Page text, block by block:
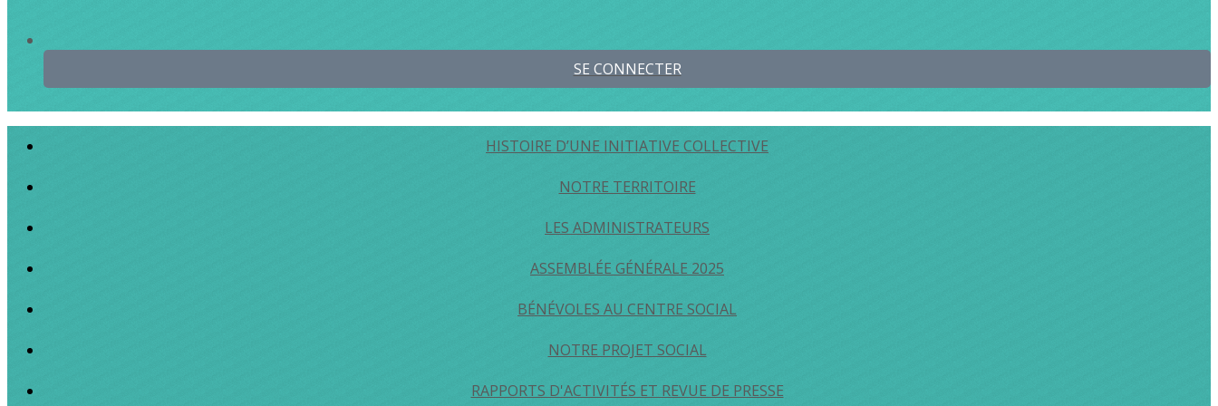
SE CONNECTER
HISTOIRE D’UNE INITIATIVE COLLECTIVE
NOTRE TERRITOIRE
LES ADMINISTRATEURS
ASSEMBLÉE GÉNÉRALE 2025
BÉNÉVOLES AU CENTRE SOCIAL
NOTRE PROJET SOCIAL
RAPPORTS D'ACTIVITÉS ET REVUE DE PRESSE